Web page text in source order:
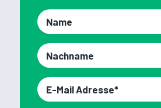
Vornamen*
Nachname*
E-
Mail